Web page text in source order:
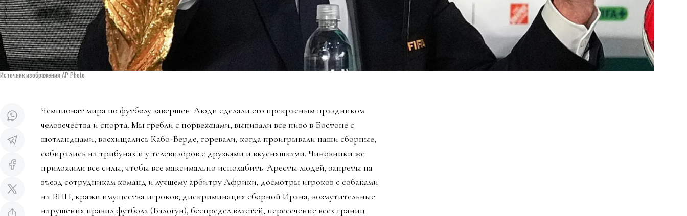
Источник изображения AP Photo
Чемпионат мира по футболу завершен. Люди сделали его прекрасным праздником
человечества и спорта. Мы гребли с норвежцами, выпивали все пиво в Бостоне с
шотландцами, восхищались Кабо-Верде, горевали, когда проигрывали наши сборные,
собирались на трибунах и у телевизоров с друзьями и вкусняшками. Чиновники же
приложили все силы, чтобы все максимально испохабить. Аресты людей, запреты на
въезд сотрудникам команд и лучшему арбитру Африки, досмотры игроков с собаками
на ВПП, кражи имущества игроков, дискриминация сборной Ирана, возмутительные
нарушения правил футбола (Балогун), беспредел властей, пересечение всех границ